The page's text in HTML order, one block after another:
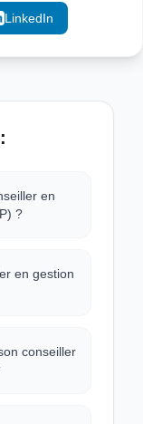
LinkedIn
en
?
en gestion
conseiller